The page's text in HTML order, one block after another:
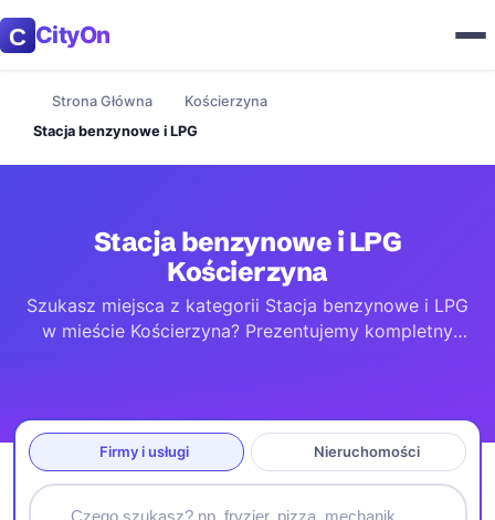
CityOn
Strona Główna
Kościerzyna
Stacja benzynowe i LPG
Stacja benzynowe i LPG
Kościerzyna
Szukasz miejsca z kategorii Stacja benzynowe i LPG
w mieście Kościerzyna? Prezentujemy kompletny
Wszystkie informacje są na bieżąco aktualizowane,
byś mógł łatwo dotrzeć do wybranego miejsca.
Firmy i usługi Nieruchomości